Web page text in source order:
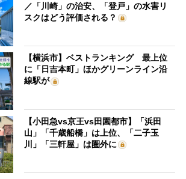
／「川崎」の治安、「登戸」の水害リ
スクはどう評価される？
【横浜市】ベストランキング 最上位
に「日吉本町」ほかグリーンライン沿
線駅が
【小田急vs京王vs田園都市】「浜田
山」「千歳船橋」は上位、「二子玉
川」「三軒屋」は圏外に